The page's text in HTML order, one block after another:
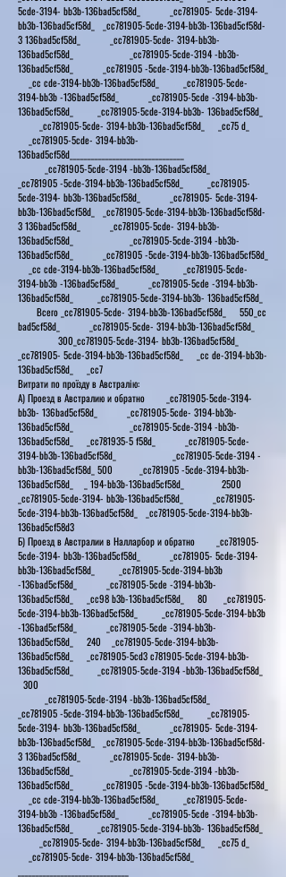
5cde-3194- bb3b-136bad5cf58d_ _cc781905- 5cde-3194-
bb3b-136bad5cf58d_ _cc781905-5cde-3194-bb3b-136bad5cf58d-
3 136bad5cf58d_ _cc781905-5cde- 3194-bb3b-
136bad5cf58d_ _cc781905-5cde-3194 -bb3b-
136bad5cf58d_ _cc781905 -5cde-3194-bb3b-136bad5cf58d_
_cc cde-3194-bb3b-136bad5cf58d_ _cc781905-5cde-
3194-bb3b -136bad5cf58d_ _cc781905-5cde -3194-bb3b-
136bad5cf58d_ _cc781905-5cde-3194-bb3b- 136bad5cf58d_
_cc781905-5cde- 3194-bb3b-136bad5cf58d_ _cc75 d_
_cc781905-5cde- 3194-bb3b-
136bad5cf58d________________________________
_cc781905-5cde-3194 -bb3b-136bad5cf58d_
_cc781905 -5cde-3194-bb3b-136bad5cf58d_ _cc781905-
5cde-3194- bb3b-136bad5cf58d_ _cc781905- 5cde-3194-
bb3b-136bad5cf58d_ _cc781905-5cde-3194-bb3b-136bad5cf58d-
3 136bad5cf58d_ _cc781905-5cde- 3194-bb3b-
136bad5cf58d_ _cc781905-5cde-3194 -bb3b-
136bad5cf58d_ _cc781905 -5cde-3194-bb3b-136bad5cf58d_
_cc cde-3194-bb3b-136bad5cf58d_ _cc781905-5cde-
3194-bb3b -136bad5cf58d_ _cc781905-5cde -3194-bb3b-
136bad5cf58d_ _cc781905-5cde-3194-bb3b- 136bad5cf58d_
Всего _cc781905-5cde- 3194-bb3b-136bad5cf58d_ 550_cc
bad5cf58d_ _cc781905-5cde- 3194-bb3b-136bad5cf58d_
300_cc781905-5cde-3194- bb3b-136bad5cf58d_
_cc781905- 5cde-3194-bb3b-136bad5cf58d_ _cc de-3194-bb3b-
136bad5cf58d_ _cc7
Витрати по проїзду в Австралію:
А) Проезд в Австралию и обратно _cc781905-5cde-3194-
bb3b- 136bad5cf58d_ _cc781905-5cde- 3194-bb3b-
136bad5cf58d_ _cc781905-5cde-3194 -bb3b-
136bad5cf58d_ _cc781935-5 f58d_ _cc781905-5cde-
3194-bb3b-136bad5cf58d_ _cc781905-5cde-3194 -
bb3b-136bad5cf58d_ 500 _cc781905 -5cde-3194-bb3b-
136bad5cf58d_ _ 194-bb3b-136bad5cf58d_ 2500
_cc781905-5cde-3194- bb3b-136bad5cf58d_ _cc781905-
5cde-3194-bb3b-136bad5cf58d_ _cc781905-5cde-3194-bb3b-
136bad5cf58d3
Б) Проезд в Австралии в Налларбор и обратно _cc781905-
5cde-3194- bb3b-136bad5cf58d_ _cc781905- 5cde-3194-
bb3b-136bad5cf58d_ _cc781905-5cde-3194-bb3b
-136bad5cf58d_ _cc781905-5cde -3194-bb3b-
136bad5cf58d_ _cc98 b3b-136bad5cf58d_ 80 _cc781905-
5cde-3194-bb3b-136bad5cf58d_ _cc781905-5cde-3194-bb3b
-136bad5cf58d_ _cc781905-5cde -3194-bb3b-
136bad5cf58d_ 240 _cc781905-5cde-3194-bb3b-
136bad5cf58d_ _cc781905-5cd3 c781905-5cde-3194-bb3b-
136bad5cf58d_ _cc781905-5cde-3194 -bb3b-136bad5cf58d_
300
_cc781905-5cde-3194 -bb3b-136bad5cf58d_
_cc781905 -5cde-3194-bb3b-136bad5cf58d_ _cc781905-
5cde-3194- bb3b-136bad5cf58d_ _cc781905- 5cde-3194-
bb3b-136bad5cf58d_ _cc781905-5cde-3194-bb3b-136bad5cf58d-
3 136bad5cf58d_ _cc781905-5cde- 3194-bb3b-
136bad5cf58d_ _cc781905-5cde-3194 -bb3b-
136bad5cf58d_ _cc781905 -5cde-3194-bb3b-136bad5cf58d_
_cc cde-3194-bb3b-136bad5cf58d_ _cc781905-5cde-
3194-bb3b -136bad5cf58d_ _cc781905-5cde -3194-bb3b-
136bad5cf58d_ _cc781905-5cde-3194-bb3b- 136bad5cf58d_
_cc781905-5cde- 3194-bb3b-136bad5cf58d_ _cc75 d_
_cc781905-5cde- 3194-bb3b-136bad5cf58d_